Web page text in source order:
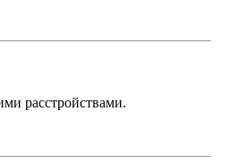
расстройствами.